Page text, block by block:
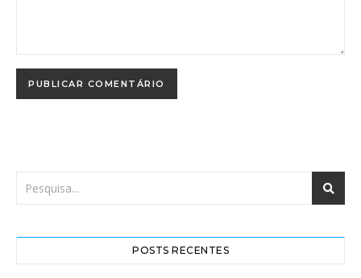
POSTS RECENTES